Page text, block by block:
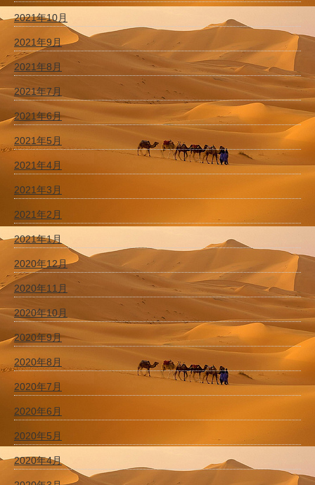
2021年10月
2021年9月
2021年8月
2021年7月
2021年6月
2021年5月
2021年4月
2021年3月
2021年2月
2021年1月
2020年12月
2020年11月
2020年10月
2020年9月
2020年8月
2020年7月
2020年6月
2020年5月
2020年4月